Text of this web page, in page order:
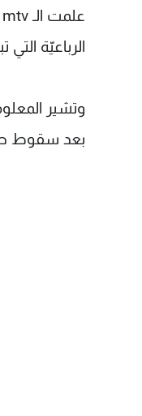
الرباعيّة
وتشير
بعد سقوط